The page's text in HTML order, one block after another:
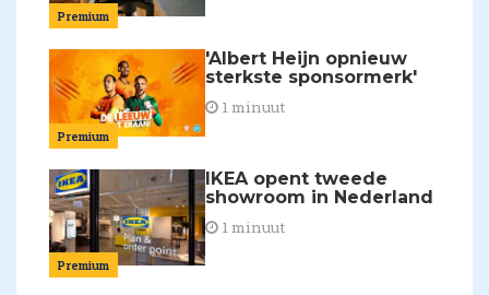
Premium
Premium
'Albert Heijn opnieuw
sterkste sponsormerk'
1 minuut
Premium
IKEA opent tweede
showroom in Nederland
1 minuut